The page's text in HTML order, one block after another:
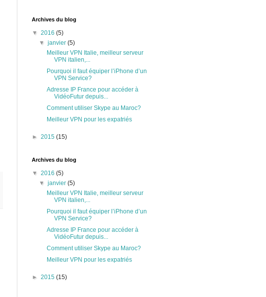
Archives du blog
▼ 2016 (5)
▼janvier(5)
Meilleur VPN Italie, meilleur serveur
VPN italien,...
Pourquoi il faut équiper l’iPhone d’un
VPN Service?
Adresse IP France pour accéder à
VidéoFutur depuis...
Comment utiliser Skype au Maroc?
Meilleur VPN pour les expatriés
► 2015 (15)
Archives du blog
▼ 2016 (5)
▼janvier(5)
Meilleur VPN Italie, meilleur serveur
VPN italien,...
Pourquoi il faut équiper l’iPhone d’un
VPN Service?
Adresse IP France pour accéder à
VidéoFutur depuis...
Comment utiliser Skype au Maroc?
Meilleur VPN pour les expatriés
► 2015 (15)